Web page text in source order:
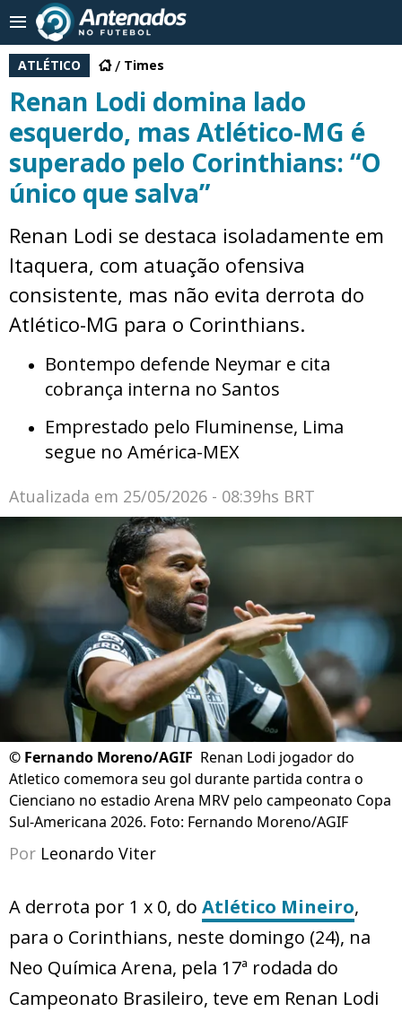
ATLÉTICO Times
Renan Lodi domina lado
esquerdo, mas Atlético-MG é
superado pelo Corinthians: “O
único que salva”
Renan Lodi se destaca isoladamente em
Itaquera, com atuação ofensiva
consistente, mas não evita derrota do
Atlético-MG para o Corinthians.
Bontempo defende Neymar e cita
cobrança interna no Santos
Emprestado pelo Fluminense, Lima
segue no América-MEX
Atualizada em 25/05/2026 - 08:39hs BRT
© Fernando Moreno/AGIF Renan Lodi jogador do
Atletico comemora seu gol durante partida contra o
Cienciano no estadio Arena MRV pelo campeonato Copa
Sul-Americana 2026. Foto: Fernando Moreno/AGIF
Por Leonardo Viter
A derrota por 1 x 0, do Atlético Mineiro,
para o Corinthians, neste domingo (24), na
Neo Química Arena, pela 17ª rodada do
Campeonato Brasileiro, teve em Renan Lodi